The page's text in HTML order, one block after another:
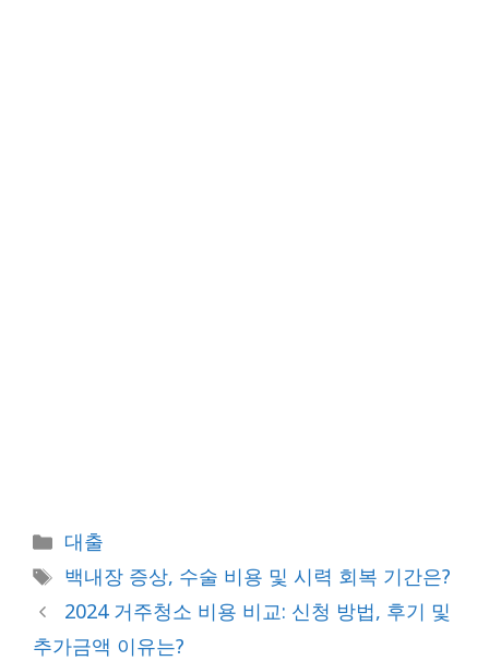
카
테
고
리
대출
태
그
백내장 증상, 수술 비용 및 시력 회복 기간은?
2024 거주청소 비용 비교: 신청 방법, 후기 및
추가금액 이유는?